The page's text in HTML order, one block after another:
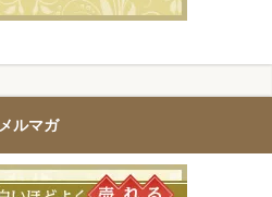
メルマガ